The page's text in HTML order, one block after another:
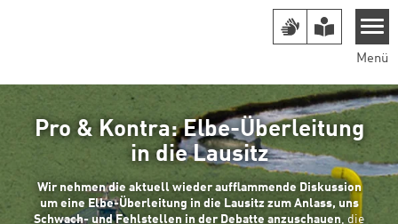
Menü
Pro & Kontra: Elbe-Überleitung
in die Lausitz
Wir nehmen die aktuell wieder aufflammende Diskussion
um eine Elbe-Überleitung in die Lausitz zum Anlass, uns
Schwach- und Fehlstellen in der Debatte anzuschauen, die